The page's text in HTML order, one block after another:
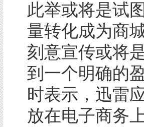
此举或将是试
量转化成为商
刻意宣传或将
到一个明确的
时表示，迅雷
放在电子商务